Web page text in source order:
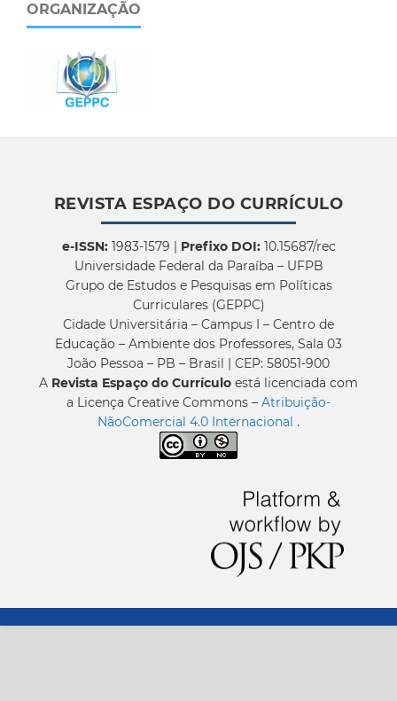
ORGANIZAÇÃO
REVISTA ESPAÇO DO CURRÍCULO
e-ISSN:1983-1579 | Prefixo DOI:10.15687/rec
Universidade Federal da Paraíba – UFPB
Grupo de Estudos e Pesquisas em Políticas
Curriculares (GEPPC)
Cidade Universitária – Campus I – Centro de
Educação – Ambiente dos Professores, Sala 03
João Pessoa – PB – Brasil | CEP: 58051-900
A Revista Espaço do Currículo está licenciada com
a Licença Creative Commons – Atribuição-
NãoComercial 4.0 Internacional .